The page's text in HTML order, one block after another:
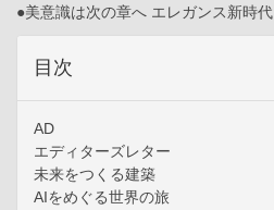
●美意識は次の章へ エレガンス新時代
目次
AD
エディターズレター
未来をつくる建築
AIをめぐる世界の旅